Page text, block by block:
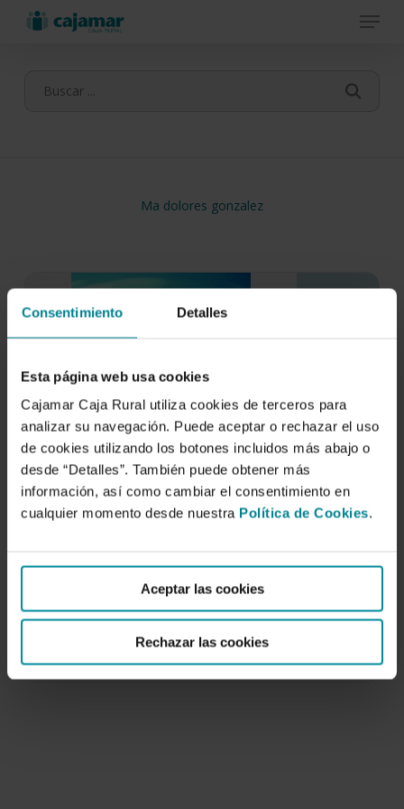
Consentimiento Detalles
Esta página web usa cookies
Cajamar Caja Rural utiliza cookies de terceros para
analizar su navegación. Puede aceptar o rechazar el uso
de cookies utilizando los botones incluidos más abajo o
desde “Detalles”. También puede obtener más
información, así como cambiar el consentimiento en
cualquier momento desde nuestra Política de Cookies.
Aceptar las cookies
Rechazar las cookies
Menu
Ma dolores gonzalez
cultivos Hortícolas en invernadero
1 de enero de 2008
Cajamar) se ha desarrollado con elobjetivo de…